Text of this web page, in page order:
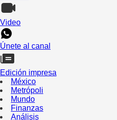
Video
Únete al canal
Edición impresa
México
Metrópoli
Mundo
Finanzas
Análisis